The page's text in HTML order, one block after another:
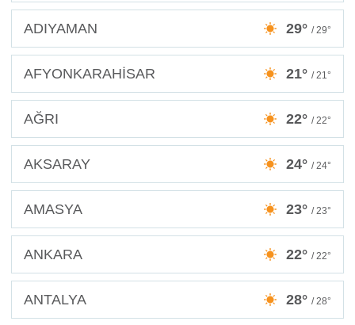
ADIYAMAN 29° / 29°
AFYONKARAHİSAR 21° / 21°
AĞRI 22° / 22°
AKSARAY 24° / 24°
AMASYA 23° / 23°
ANKARA 22° / 22°
ANTALYA 28° / 28°